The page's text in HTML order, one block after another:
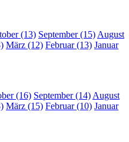
(13) September (15) August
März (12) Februar (13) Januar
(16) September (14) August
März (15) Februar (10) Januar